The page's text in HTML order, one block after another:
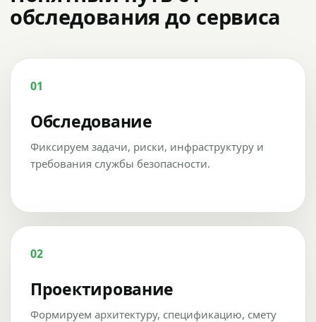
обследования до сервиса
01
Обследование
Фиксируем задачи, риски, инфраструктуру и
требования службы безопасности.
02
Проектирование
Формируем архитектуру, спецификацию, смету